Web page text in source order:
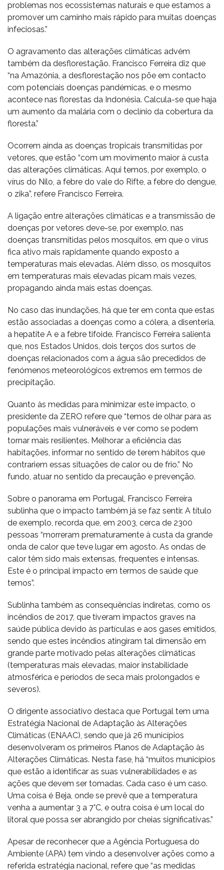
problemas nos ecossistemas naturais e que estamos a
promover um caminho mais rápido para muitas doenças
infeciosas.”
O agravamento das alterações climáticas advém
também da desflorestação. Francisco Ferreira diz que
“na Amazónia, a desflorestação nos põe em contacto
com potenciais doenças pandémicas, e o mesmo
acontece nas florestas da Indonésia. Calcula-se que haja
um aumento da malária com o declínio da cobertura da
floresta.”
Ocorrem ainda as doenças tropicais transmitidas por
vetores, que estão “com um movimento maior à custa
das alterações climáticas. Aqui temos, por exemplo, o
vírus do Nilo, a febre do vale do Rifte, a febre do dengue,
o zika”, refere Francisco Ferreira.
A ligação entre alterações climáticas e a transmissão de
doenças por vetores deve-se, por exemplo, nas
doenças transmitidas pelos mosquitos, em que o vírus
fica ativo mais rapidamente quando exposto a
temperaturas mais elevadas. Além disso, os mosquitos
em temperaturas mais elevadas picam mais vezes,
propagando ainda mais estas doenças.
No caso das inundações, há que ter em conta que estas
estão associadas a doenças como a cólera, a disenteria,
a hepatite A e a febre tifoide. Francisco Ferreira salienta
que, nos Estados Unidos, dois terços dos surtos de
doenças relacionados com a água são precedidos de
fenómenos meteorológicos extremos em termos de
precipitação.
Quanto às medidas para minimizar este impacto, o
presidente da ZERO refere que “temos de olhar para as
populações mais vulneráveis e ver como se podem
tornar mais resilientes. Melhorar a eficiência das
habitações, informar no sentido de terem hábitos que
contrariem essas situações de calor ou de frio.” No
fundo, atuar no sentido da precaução e prevenção.
Sobre o panorama em Portugal, Francisco Ferreira
sublinha que o impacto também já se faz sentir. A título
de exemplo, recorda que, em 2003, cerca de 2300
pessoas “morreram prematuramente à custa da grande
onda de calor que teve lugar em agosto. As ondas de
calor têm sido mais extensas, frequentes e intensas.
Este é o principal impacto em termos de saúde que
temos”.
Sublinha também as consequências indiretas, como os
incêndios de 2017, que tiveram impactos graves na
saúde pública devido às partículas e aos gases emitidos,
sendo que estes incêndios atingiram tal dimensão em
grande parte motivado pelas alterações climáticas
(temperaturas mais elevadas, maior instabilidade
atmosférica e períodos de seca mais prolongados e
severos).
O dirigente associativo destaca que Portugal tem uma
Estratégia Nacional de Adaptação às Alterações
Climáticas (ENAAC), sendo que já 26 municípios
desenvolveram os primeiros Planos de Adaptação às
Alterações Climáticas. Nesta fase, há “muitos municípios
que estão a identificar as suas vulnerabilidades e as
ações que devem ser tomadas. Cada caso é um caso.
Uma coisa é Beja, onde se prevê que a temperatura
venha a aumentar 3 a 7°C, e outra coisa é um local do
litoral que possa ser abrangido por cheias significativas.”
Apesar de reconhecer que a Agência Portuguesa do
Ambiente (APA) tem vindo a desenvolver ações como a
referida estratégia nacional, refere que “as medidas